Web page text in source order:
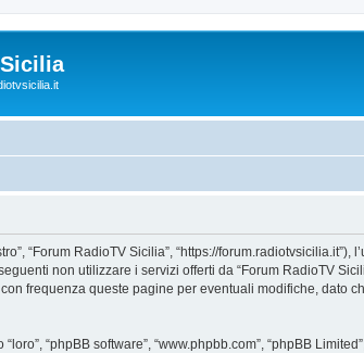
“Forum RadioTV Sicilia”, “https://
non utilizzare i servizi offerti da “Forum RadioTV
frequenza queste pagine per eventuali modifiche, dato
“phpBB software”, “www.phpbb.com”, “phpBB